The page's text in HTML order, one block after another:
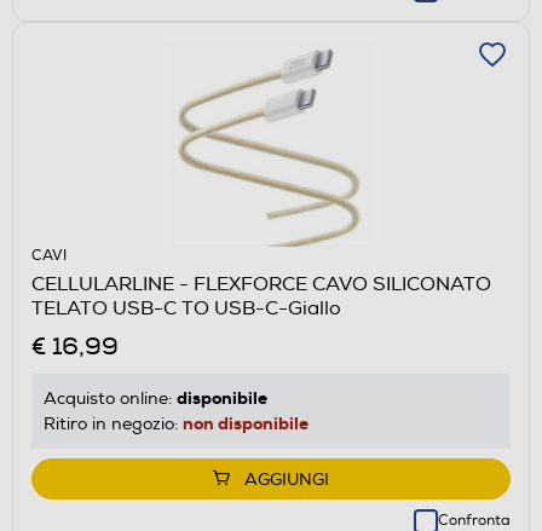
CAVI
CELLULARLINE - FLEXFORCE CAVO SILICONATO
TELATO USB-C TO USB-C-Giallo
€ 16,99
Acquisto online: disponibile
Ritiro in negozio: non disponibile
AGGIUNGI
Confronta